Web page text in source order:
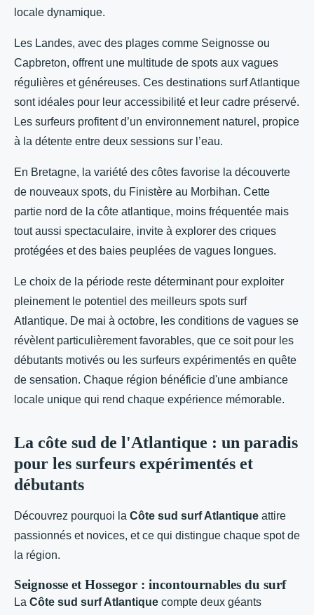
locale dynamique.
Les Landes, avec des plages comme Seignosse ou
Capbreton, offrent une multitude de spots aux vagues
régulières et généreuses. Ces destinations surf Atlantique
sont idéales pour leur accessibilité et leur cadre préservé.
Les surfeurs profitent d’un environnement naturel, propice
à la détente entre deux sessions sur l’eau.
En Bretagne, la variété des côtes favorise la découverte
de nouveaux spots, du Finistère au Morbihan. Cette
partie nord de la côte atlantique, moins fréquentée mais
tout aussi spectaculaire, invite à explorer des criques
protégées et des baies peuplées de vagues longues.
Le choix de la période reste déterminant pour exploiter
pleinement le potentiel des meilleurs spots surf
Atlantique. De mai à octobre, les conditions de vagues se
révèlent particulièrement favorables, que ce soit pour les
débutants motivés ou les surfeurs expérimentés en quête
de sensation. Chaque région bénéficie d'une ambiance
locale unique qui rend chaque expérience mémorable.
La côte sud de l'Atlantique : un paradis
pour les surfeurs expérimentés et
débutants
Découvrez pourquoi la Côte sud surf Atlantique attire
passionnés et novices, et ce qui distingue chaque spot de
la région.
Seignosse et Hossegor : incontournables du surf
La Côte sud surf Atlantique compte deux géants